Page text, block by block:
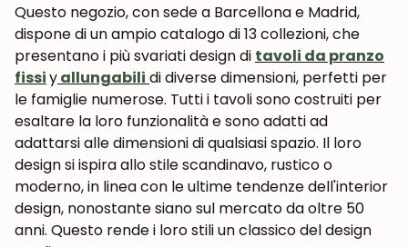
Questo negozio, con sede a Barcellona e Madrid,
dispone di un ampio catalogo di 13 collezioni, che
presentano i più svariati design di tavoli da pranzo
fissiyallungabili di diverse dimensioni, perfetti per
le famiglie numerose. Tutti i tavoli sono costruiti per
esaltare la loro funzionalità e sono adatti ad
adattarsi alle dimensioni di qualsiasi spazio. Il loro
design si ispira allo stile scandinavo, rustico o
moderno, in linea con le ultime tendenze dell'interior
design, nonostante siano sul mercato da oltre 50
anni. Questo rende i loro stili un classico del design